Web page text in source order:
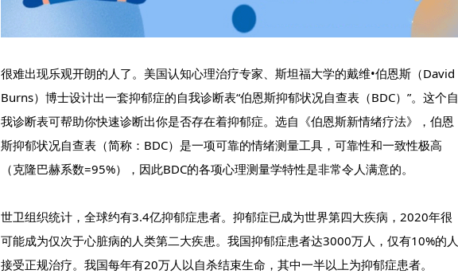
很难出现乐观开朗的人了。美国认知心理治疗专家、斯坦福大学的戴维•伯恩斯（David
Burns）博士设计出一套抑郁症的自我诊断表“伯恩斯抑郁状况自查表（BDC）”。这个自
我诊断表可帮助你快速诊断出你是否存在着抑郁症。选自《伯恩斯新情绪疗法》，伯恩
斯抑郁状况自查表（简称：BDC）是一项可靠的情绪测量工具，可靠性和一致性极高
（克隆巴赫系数=95%），因此BDC的各项心理测量学特性是非常令人满意的。
世卫组织统计，全球约有3.4亿抑郁症患者。抑郁症已成为世界第四大疾病，2020年很
可能成为仅次于心脏病的人类第二大疾患。我国抑郁症患者达3000万人，仅有10%的人
接受正规治疗。我国每年有20万人以自杀结束生命，其中一半以上为抑郁症患者。